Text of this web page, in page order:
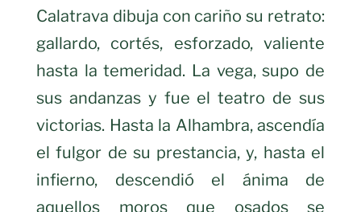
Calatrava dibuja con cariño su retrato:
gallardo, cortés, esforzado, valiente
hasta la temeridad. La vega, supo de
sus andanzas y fue el teatro de sus
victorias. Hasta la Alhambra, ascendía
el fulgor de su prestancia, y, hasta el
infierno, descendió el ánima de
aquellos moros que osados se